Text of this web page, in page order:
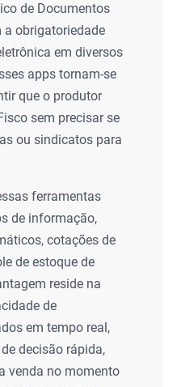
de Documentos
a obrigatoriedade
em diversos
apps tornam-se
que o produtor
sem precisar se
ou sindicatos para
ferramentas
de informação,
cotações de
de estoque de
reside na
de
em tempo real,
decisão rápida,
venda no momento